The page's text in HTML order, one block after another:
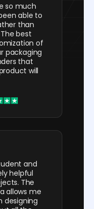
so much
able to
than
best
of
packaging
that
will
and
helpful
The
allows me
designing